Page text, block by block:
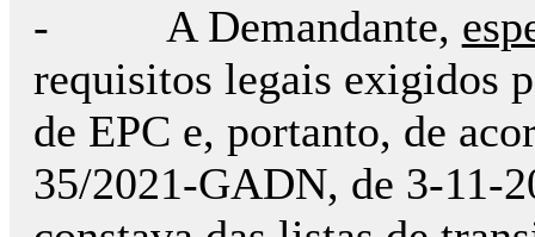
- A Demandante,
requisitos legais exigidos
de EPC e, portanto, de
35/2021-GADN, de 3-11-